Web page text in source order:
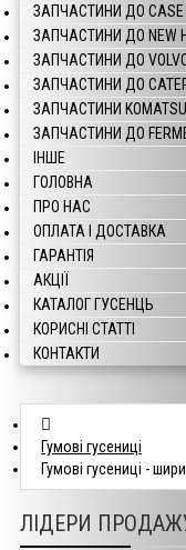
ЗАПЧАСТИНИ ДО CASE
ЗАПЧАСТИНИ ДО NEW
ЗАПЧАСТИНИ ДО VOLVO
ЗАПЧАСТИНИ ДО
ЗАПЧАСТИНИ KOMATSU
ЗАПЧАСТИНИ ДО
ІНШЕ
ГОЛОВНА
ПРО НАС
ОПЛАТА І ДОСТАВКА
ГАРАНТІЯ
АКЦІЇ
КАТАЛОГ ГУСЕНЦЬ
КОРИСНІ СТАТТІ
КОНТАКТИ
Гумові гусениці
Гумові гусениці -
ЛІДЕРИ